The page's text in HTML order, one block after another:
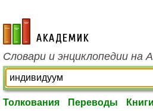
academic.ru
Словари и энциклопедии на
Толкования Переводы Книги